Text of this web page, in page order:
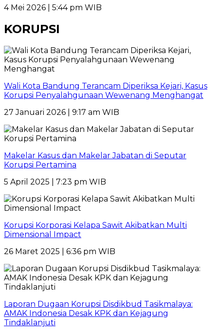
4 Mei 2026 | 5:44 pm WIB
KORUPSI
Wali Kota Bandung Terancam Diperiksa Kejari, Kasus
Korupsi Penyalahgunaan Wewenang Menghangat
27 Januari 2026 | 9:17 am WIB
Makelar Kasus dan Makelar Jabatan di Seputar
Korupsi Pertamina
5 April 2025 | 7:23 pm WIB
Korupsi Korporasi Kelapa Sawit Akibatkan Multi
Dimensional Impact
26 Maret 2025 | 6:36 pm WIB
Laporan Dugaan Korupsi Disdikbud Tasikmalaya:
AMAK Indonesia Desak KPK dan Kejagung
Tindaklanjuti